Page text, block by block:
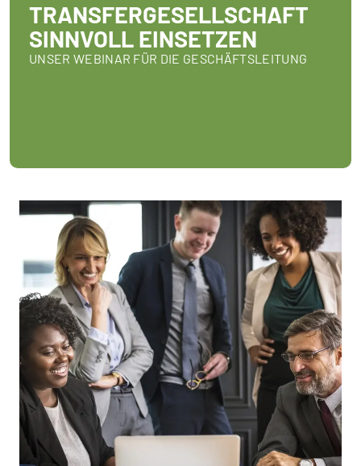
TRANSFERGESELLSCHAFT
SINNVOLL EINSETZEN
UNSER WEBINAR FÜR DIE GESCHÄFTSLEITUNG